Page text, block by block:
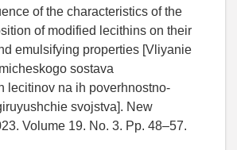
of the characteristics of the
of modified lecithins on their
emulsifying properties [Vliyanie
sostava
lecitinov na ih poverhnostno-
svojstva]. New
Volume 19. No. 3. Pp. 48‒57.